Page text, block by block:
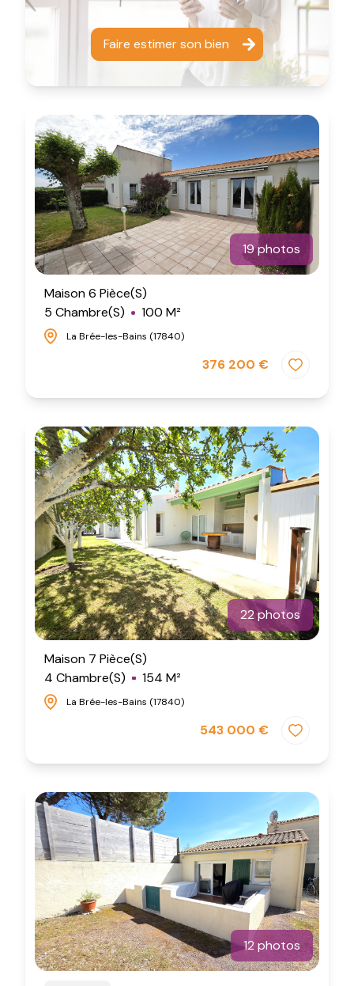
Faire estimer son bien
19 photos
Maison 6 Pièce(s)
5 Chambre(s)
100 M²
La Brée-les-Bains (17840)
376 200 €
22 photos
Maison 7 Pièce(s)
4 Chambre(s)
154 M²
La Brée-les-Bains (17840)
543 000 €
12 photos